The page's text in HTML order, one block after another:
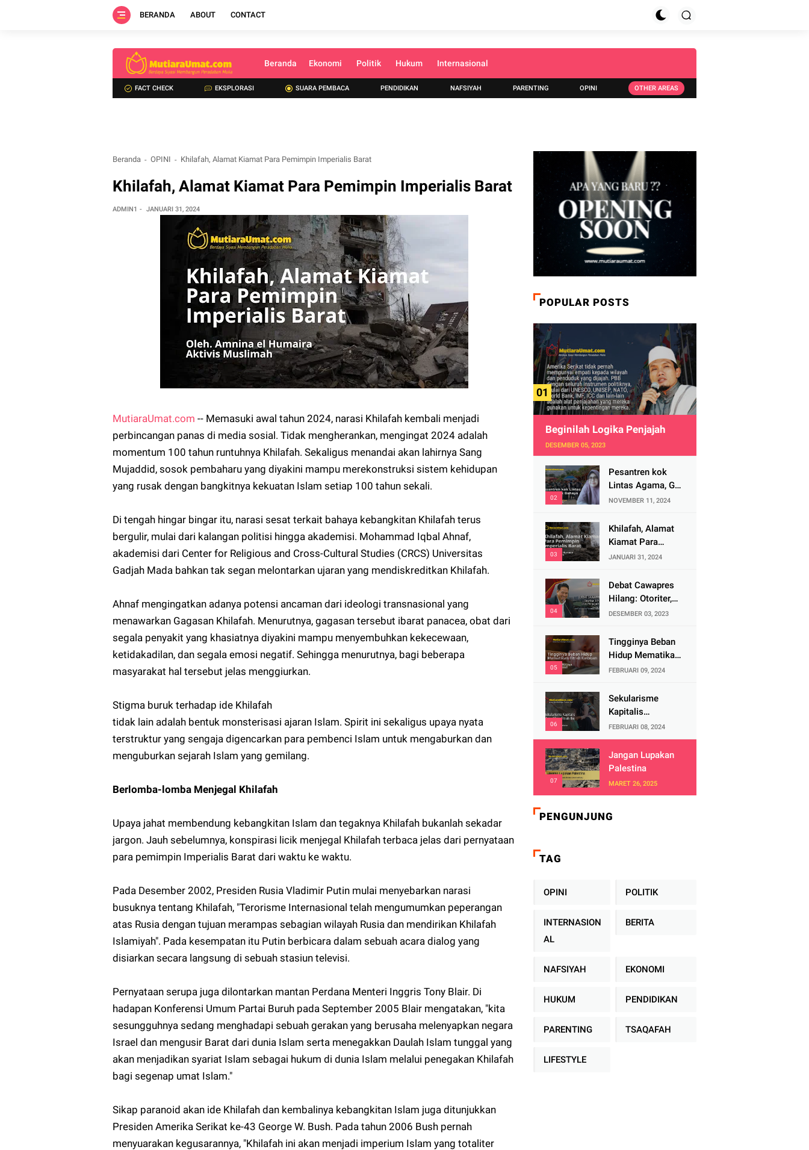
BERANDA ABOUT CONTACT
Beranda Ekonomi Politik Hukum Internasional
FACT CHECK EKSPLORASI SUARA PEMBACA PENDIDIKAN NAFSIYAH PARENTING OPINI OTHER AREAS
Beranda OPINI Khilafah, Alamat Kiamat Para Pemimpin Imperialis Barat
Khilafah, Alamat Kiamat Para Pemimpin Imperialis Barat
ADMIN1 JANUARI 31, 2024
MutiaraUmat.com -- Memasuki awal tahun 2024, narasi Khilafah kembali menjadi
perbincangan panas di media sosial. Tidak mengherankan, mengingat 2024 adalah
momentum 100 tahun runtuhnya Khilafah. Sekaligus menandai akan lahirnya Sang
Mujaddid, sosok pembaharu yang diyakini mampu merekonstruksi sistem kehidupan
yang rusak dengan bangkitnya kekuatan Islam setiap 100 tahun sekali.
Di tengah hingar bingar itu, narasi sesat terkait bahaya kebangkitan Khilafah terus
bergulir, mulai dari kalangan politisi hingga akademisi. Mohammad Iqbal Ahnaf,
akademisi dari Center for Religious and Cross-Cultural Studies (CRCS) Universitas
Gadjah Mada bahkan tak segan melontarkan ujaran yang mendiskreditkan Khilafah.
Ahnaf mengingatkan adanya potensi ancaman dari ideologi transnasional yang
menawarkan Gagasan Khilafah. Menurutnya, gagasan tersebut ibarat panacea, obat dari
segala penyakit yang khasiatnya diyakini mampu menyembuhkan kekecewaan,
ketidakadilan, dan segala emosi negatif. Sehingga menurutnya, bagi beberapa
masyarakat hal tersebut jelas menggiurkan.
Stigma buruk terhadap ide Khilafah
tidak lain adalah bentuk monsterisasi ajaran Islam. Spirit ini sekaligus upaya nyata
terstruktur yang sengaja digencarkan para pembenci Islam untuk mengaburkan dan
menguburkan sejarah Islam yang gemilang.
Berlomba-lomba Menjegal Khilafah
Upaya jahat membendung kebangkitan Islam dan tegaknya Khilafah bukanlah sekadar
jargon. Jauh sebelumnya, konspirasi licik menjegal Khilafah terbaca jelas dari pernyataan
para pemimpin Imperialis Barat dari waktu ke waktu.
Pada Desember 2002, Presiden Rusia Vladimir Putin mulai menyebarkan narasi
busuknya tentang Khilafah, "Terorisme Internasional telah mengumumkan peperangan
atas Rusia dengan tujuan merampas sebagian wilayah Rusia dan mendirikan Khilafah
Islamiyah". Pada kesempatan itu Putin berbicara dalam sebuah acara dialog yang
disiarkan secara langsung di sebuah stasiun televisi.
Pernyataan serupa juga dilontarkan mantan Perdana Menteri Inggris Tony Blair. Di
hadapan Konferensi Umum Partai Buruh pada September 2005 Blair mengatakan, "kita
sesungguhnya sedang menghadapi sebuah gerakan yang berusaha melenyapkan negara
Israel dan mengusir Barat dari dunia Islam serta menegakkan Daulah Islam tunggal yang
akan menjadikan syariat Islam sebagai hukum di dunia Islam melalui penegakan Khilafah
bagi segenap umat Islam."
Sikap paranoid akan ide Khilafah dan kembalinya kebangkitan Islam juga ditunjukkan
Presiden Amerika Serikat ke-43 George W. Bush. Pada tahun 2006 Bush pernah
menyuarakan kegusarannya, "Khilafah ini akan menjadi imperium Islam yang totaliter
POPULAR POSTS
Beginilah Logika Penjajah
DESEMBER 05, 2023
Pesantren kok
Lintas Agama, Ga
Bahaya Tah?
NOVEMBER 11, 2024
Khilafah, Alamat
Kiamat Para
Pemimpin
JANUARI 31, 2024
Debat Cawapres
Hilang: Otoriter,
KPU Pengawal
Demokrasi?
DESEMBER 03, 2023
Tingginya Beban
Hidup Mematikan
Fitrah Keibuan
FEBRUARI 09, 2024
Sekularisme
Kapitalis
Mematikan Fitrah
Ibu
FEBRUARI 08, 2024
Jangan Lupakan
Palestina
MARET 26, 2025
PENGUNJUNG
TAG
OPINI POLITIK
INTERNASION
AL
BERITA
NAFSIYAH EKONOMI
HUKUM PENDIDIKAN
PARENTING TSAQAFAH
LIFESTYLE